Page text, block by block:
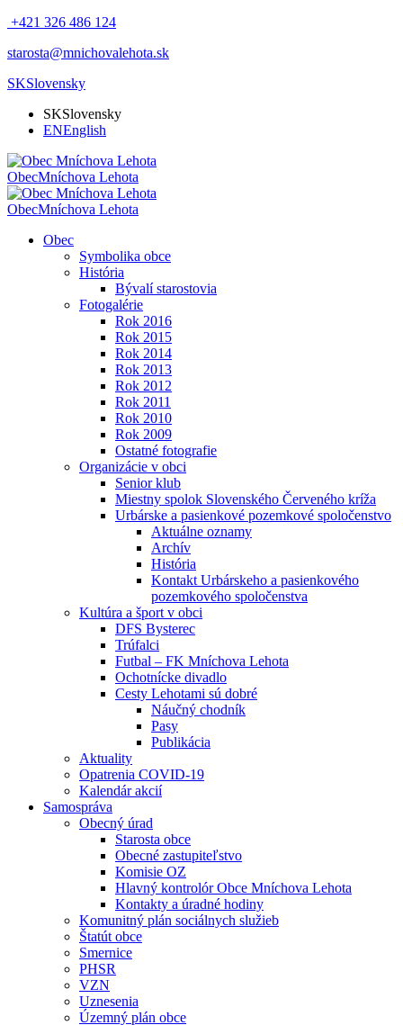
+421 326 486 124
starosta@mnichovalehota.sk
SKSlovensky
SKSlovensky
ENEnglish
ObecMníchova Lehota
ObecMníchova Lehota
Obec
Symbolika obce
História
Bývalí starostovia
Fotogalérie
Rok 2016
Rok 2015
Rok 2014
Rok 2013
Rok 2012
Rok 2011
Rok 2010
Rok 2009
Ostatné fotografie
Organizácie v obci
Senior klub
Miestny spolok Slovenského Červeného kríža
Urbárske a pasienkové pozemkové spoločenstvo
Aktuálne oznamy
Archív
História
Kontakt Urbárskeho a pasienkového
pozemkového spoločenstva
Kultúra a šport v obci
DFS Bysterec
Trúfalci
Futbal – FK Mníchova Lehota
Ochotnícke divadlo
Cesty Lehotami sú dobré
Náučný chodník
Pasy
Publikácia
Aktuality
Opatrenia COVID-19
Kalendár akcií
Samospráva
Obecný úrad
Starosta obce
Obecné zastupiteľstvo
Komisie OZ
Hlavný kontrolór Obce Mníchova Lehota
Kontakty a úradné hodiny
Komunitný plán sociálnych služieb
Štatút obce
Smernice
PHSR
VZN
Uznesenia
Územný plán obce